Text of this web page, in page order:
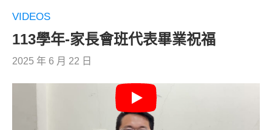
VIDEOS
113學年-家長會班代表畢業祝福
2025 年 6 月 22 日